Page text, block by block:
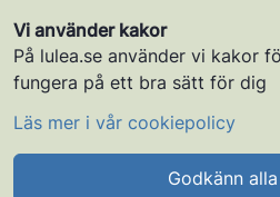
Vi använder kakor
På lulea.se använder vi kakor
fungera på ett bra sätt för dig
Läs mer i vår cookiepolicy
Godkänn